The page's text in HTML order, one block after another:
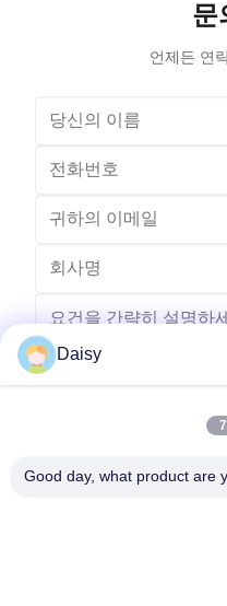
Stator
문
언제든 연
Daisy
Good day, what product are